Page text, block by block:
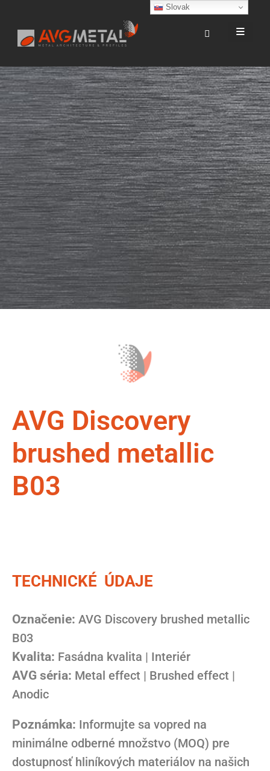
AVG Discovery
brushed metallic
B03
TECHNICKÉ ÚDAJE
Označenie: AVG Discovery brushed metallic
B03
Kvalita: Fasádna kvalita | Interiér
AVG séria: Metal effect | Brushed effect |
Anodic
Poznámka: Informujte sa vopred na
minimálne odberné množstvo (MOQ) pre
dostupnosť hliníkových materiálov na našich
Slovak